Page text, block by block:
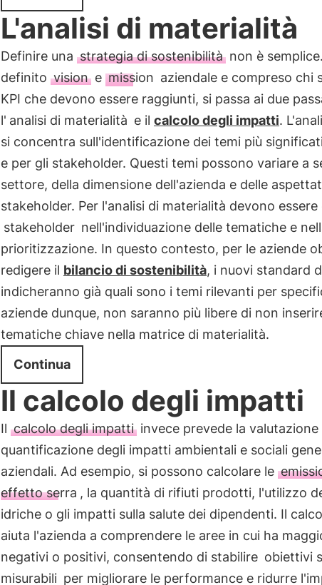
L'analisi di materialità
Definire una strategia di sostenibilitànon è
definito visione mission aziendale e compreso chi
KPI che devono essere raggiunti, si passa ai due
l' analisi di materialità e il calcolo degli impatti.
si concentra sull'identificazione dei temi più
e per gli stakeholder. Questi temi possono variare a
settore, della dimensione dell'azienda e delle
stakeholder. Per l'analisi di materialità devono
stakeholder nell'individuazione delle tematiche e
prioritizzazione. In questo contesto, per le aziende
redigere il bilancio di sostenibilità, i nuovi standard
indicheranno già quali sono i temi rilevanti per
aziende dunque, non saranno più libere di non
tematiche chiave nella matrice di materialità.
Continua
Il calcolo degli impatti
Il calcolo degli impattiinvece prevede la valutazione
quantificazione degli impatti ambientali e sociali
aziendali. Ad esempio, si possono calcolare le
effetto serra , la quantità di rifiuti prodotti, l'utilizzo
idriche o gli impatti sulla salute dei dipendenti. Il
aiuta l'azienda a comprendere le aree in cui ha
negativi o positivi, consentendo di stabilire obiettivi
misurabili per migliorare le performance e ridurre